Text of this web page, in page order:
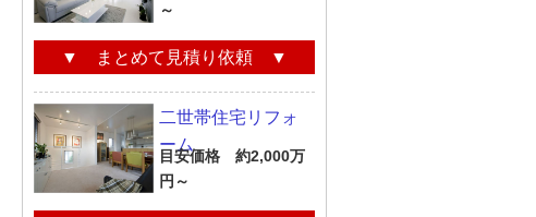
～
▼ まとめて見積り依頼 ▼
二世帯住宅リフォ
ーム
目安価格 約2,000万
円～